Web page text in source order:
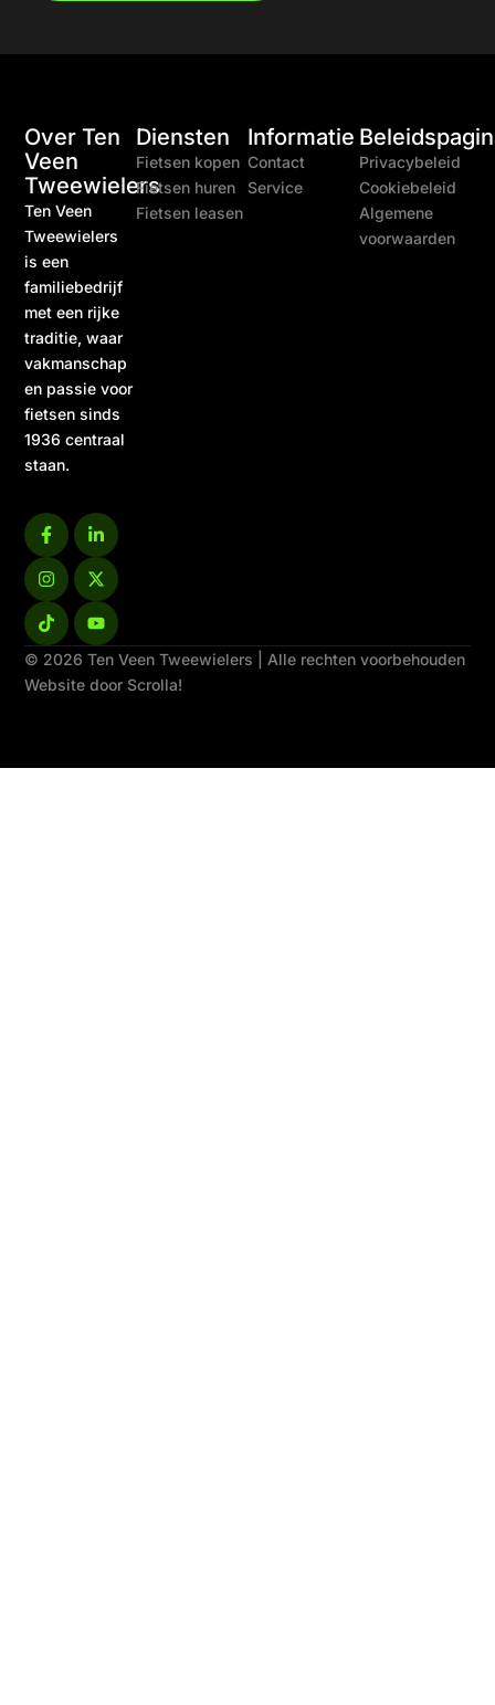
Over Ten
Veen
Tweewielers
Ten Veen
Tweewielers
is een
familiebedrijf
met een rijke
traditie, waar
vakmanschap
en passie voor
fietsen sinds
1936 centraal
staan.
Diensten
Fietsen kopen
Fietsen huren
Fietsen leasen
Informatie
Contact
Service
Privacybeleid
Cookiebeleid
Algemene
voorwaarden
© 2026 Ten Veen Tweewielers | Alle rechten voorbehouden
Website door Scrolla!